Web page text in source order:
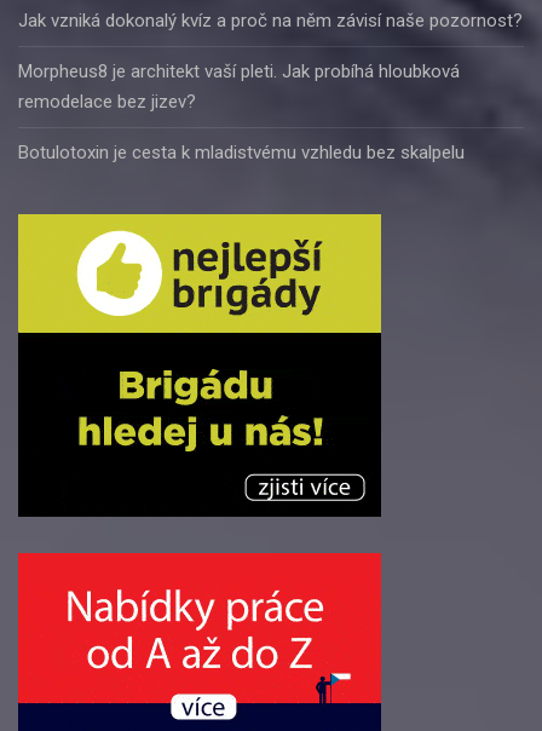
Jak vzniká dokonalý kvíz a proč na něm závisí naše pozornost?
Morpheus8 je architekt vaší pleti. Jak probíhá hloubková
remodelace bez jizev?
Botulotoxin je cesta k mladistvému vzhledu bez skalpelu